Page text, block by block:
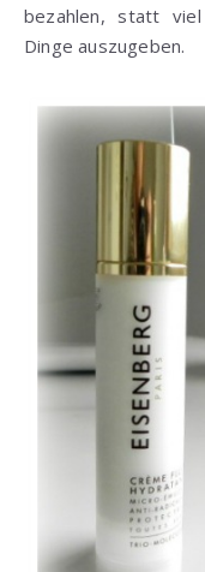
bezahlen, statt
Dinge auszugeben.